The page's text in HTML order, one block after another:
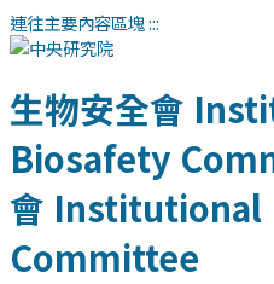
連往主要內容區塊:::
生物安全會
Biosafety
會 Institutional
Committee